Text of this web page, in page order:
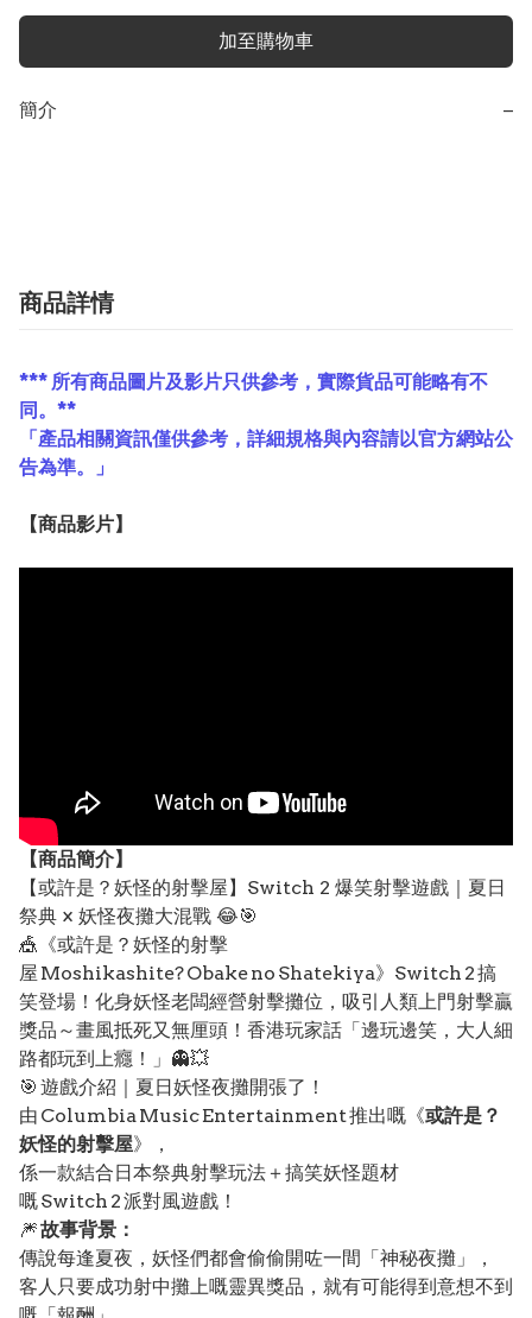
加至購物車
簡介 −
商品詳情
*** 所有商品圖片及影片只供參考，實際貨品可能略有不
同。**
「產品相關資訊僅供參考，詳細規格與內容請以官方網站公
告為準。」
【商品影片】
【商品簡介】
【或許是？妖怪的射擊屋】Switch 2 爆笑射擊遊戲｜夏日
祭典 × 妖怪夜攤大混戰 😂🎯
🎪《或許是？妖怪的射擊
屋 Moshikashite? Obake no Shatekiya》Switch 2 搞
笑登場！化身妖怪老闆經營射擊攤位，吸引人類上門射擊贏
獎品～畫風抵死又無厘頭！香港玩家話「邊玩邊笑，大人細
路都玩到上癮！」👻💥
🎯 遊戲介紹｜夏日妖怪夜攤開張了！
由 Columbia Music Entertainment 推出嘅《或許是？
妖怪的射擊屋》，
係一款結合日本祭典射擊玩法＋搞笑妖怪題材
嘅 Switch 2 派對風遊戲！
🎆故事背景：
傳說每逢夏夜，妖怪們都會偷偷開咗一間「神秘夜攤」，
客人只要成功射中攤上嘅靈異獎品，就有可能得到意想不到